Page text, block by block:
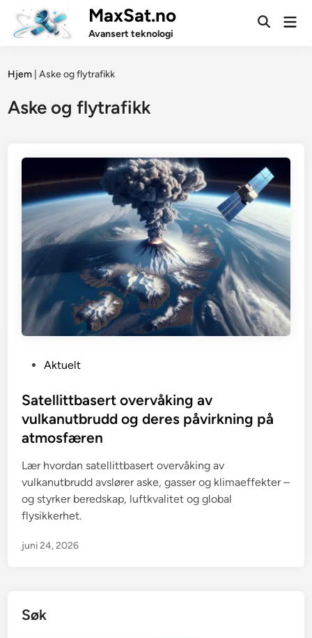
content
MaxSat.no
Avansert teknologi
Open
Hjem |Aske og flytrafikk
Aske og flytrafikk
s
t
i
n
Aktuelt
Satellittbasert overvåking av
vulkanutbrudd og deres påvirkning på
atmosfæren
Lær hvordan satellittbasert overvåking av
vulkanutbrudd avslører aske, gasser og klimaeffekter –
og styrker beredskap, luftkvalitet og global
flysikkerhet.
juni 24, 2026
Søk